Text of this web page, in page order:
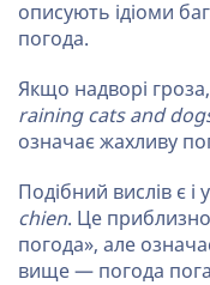
описують ідіоми
погода.
Якщо надворі
raining cats and
означає жахливу
Подібний вислів є і
chien. Це
погода», але
вище — погода